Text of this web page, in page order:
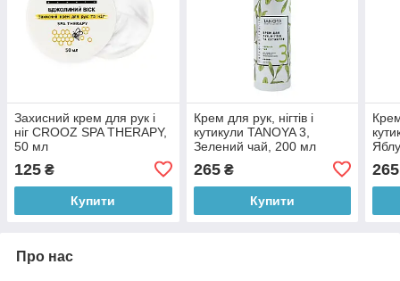
Захисний крем для рук і
ніг CROOZ SPA THERAPY,
50 мл
125 ₴
Купити
Крем для рук, нігтів і
кутикули TANOYA 3,
Зелений чай, 200 мл
265₴
Купити
265
Про нас